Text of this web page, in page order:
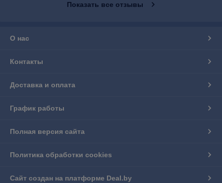
Показать все отзывы
О нас
Контакты
Доставка и оплата
График работы
Полная версия сайта
Политика обработки cookies
Сайт создан на платформе Deal.by